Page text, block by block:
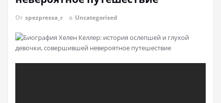
От spezpressa_r в Uncategorised